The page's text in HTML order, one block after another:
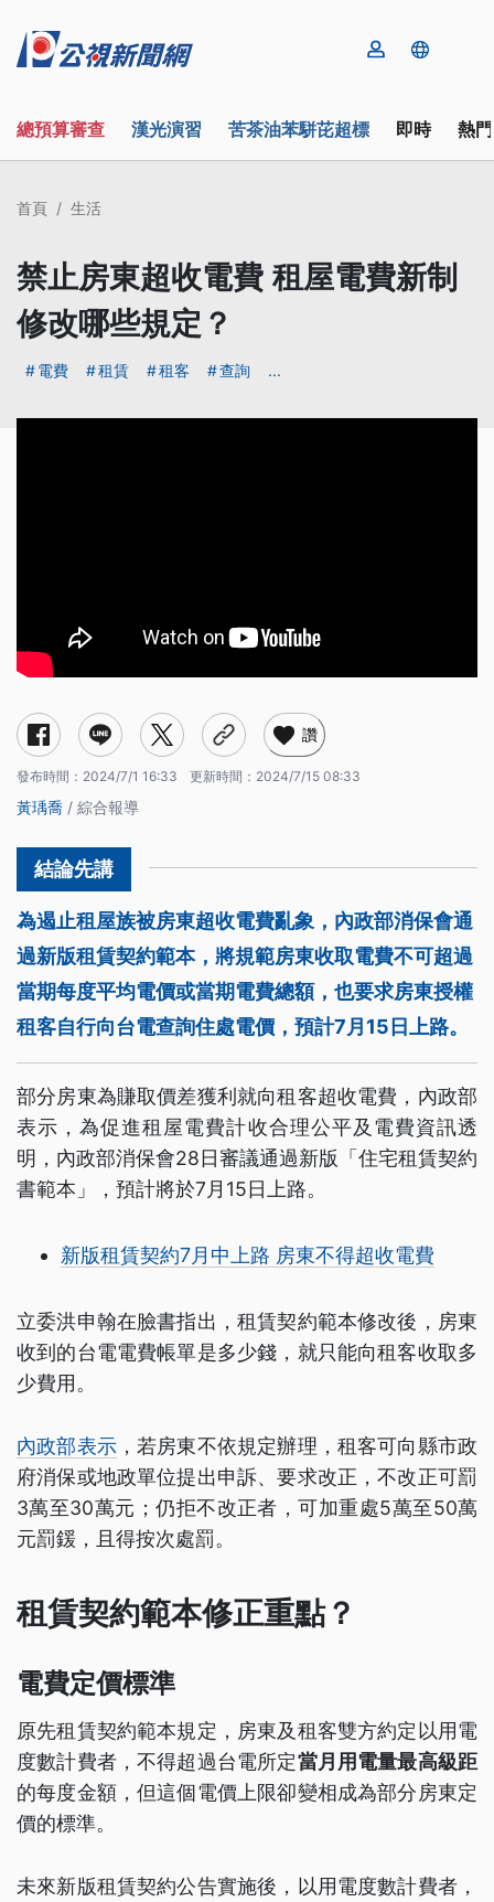
總預算審查 漢光演習 苦茶油苯駢芘超標 即時 熱
首頁 生活
禁止房東超收電費 租屋電費新制
修改哪些規定？
電費 租賃 租客 查詢 ...
租賃契約範本修正重點？
電費定價標準
租客查詢電費權益
過去租屋族被超收多少電費？
讚
發布時間： 2024/7/1 16:33 更新時間： 2024/7/15 08:33
黃瑀喬 / 綜合報導
為遏止租屋族被房東超收電費亂象，內政部消保會通
過新版租賃契約範本，將規範房東收取電費不可超過
當期每度平均電價或當期電費總額，也要求房東授權
租客自行向台電查詢住處電價，預計7月15日上路。
部分房東為賺取價差獲利就向租客超收電費，內政部
表示，為促進租屋電費計收合理公平及電費資訊透
明，內政部消保會28日審議通過新版「住宅租賃契約
書範本」，預計將於7月15日上路。
新版租賃契約7月中上路 房東不得超收電費
立委洪申翰在臉書指出，租賃契約範本修改後，房東
收到的台電電費帳單是多少錢，就只能向租客收取多
少費用。
內政部表示，若房東不依規定辦理，租客可向縣市政
府消保或地政單位提出申訴、要求改正，不改正可罰
3萬至30萬元；仍拒不改正者，可加重處5萬至50萬
元罰鍰，且得按次處罰。
租賃契約範本修正重點？
電費定價標準
原先租賃契約範本規定，房東及租客雙方約定以用電
度數計費者，不得超過台電所定當月用電量最高級距
的每度金額，但這個電價上限卻變相成為部分房東定
價的標準。
未來新版租賃契約公告實施後，以用電度數計費者，